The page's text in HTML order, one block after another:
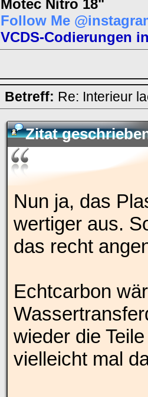
Motec Nitro 18"
Follow Me
VCDS-Codierungen
Betreff: Re: Interieur
Zitat
Nun ja, das
wertiger aus.
das recht
Echtcarbon
wieder die
vielleicht mal